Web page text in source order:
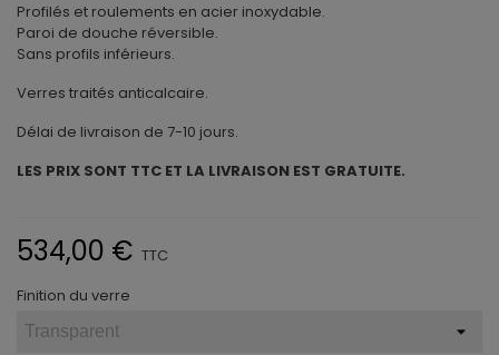
Profilés et roulements en acier inoxydable.
Paroi de douche réversible.
Sans profils inférieurs.
Verres traités anticalcaire.
Délai de livraison de 7-10 jours.
LES PRIX SONT TTC ET LA LIVRAISON EST GRATUITE.
534,00 € TTC
Finition du verre